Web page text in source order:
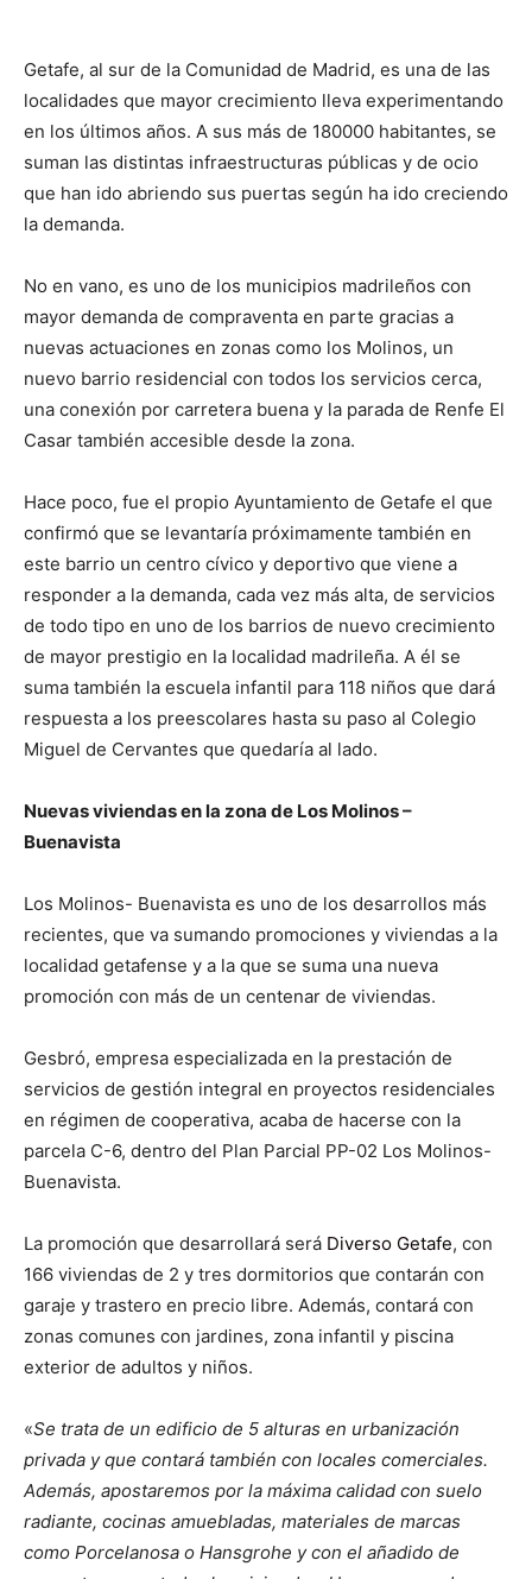
Getafe, al sur de la Comunidad de Madrid, es una de las
localidades que mayor crecimiento lleva experimentando
en los últimos años. A sus más de 180000 habitantes, se
suman las distintas infraestructuras públicas y de ocio
que han ido abriendo sus puertas según ha ido creciendo
la demanda.
No en vano, es uno de los municipios madrileños con
mayor demanda de compraventa en parte gracias a
nuevas actuaciones en zonas como los Molinos, un
nuevo barrio residencial con todos los servicios cerca,
una conexión por carretera buena y la parada de Renfe El
Casar también accesible desde la zona.
Hace poco, fue el propio Ayuntamiento de Getafe el que
confirmó que se levantaría próximamente también en
este barrio un centro cívico y deportivo que viene a
responder a la demanda, cada vez más alta, de servicios
de todo tipo en uno de los barrios de nuevo crecimiento
de mayor prestigio en la localidad madrileña. A él se
suma también la escuela infantil para 118 niños que dará
respuesta a los preescolares hasta su paso al Colegio
Miguel de Cervantes que quedaría al lado.
Nuevas viviendas en la zona de Los Molinos –
Buenavista
Los Molinos- Buenavista es uno de los desarrollos más
recientes, que va sumando promociones y viviendas a la
localidad getafense y a la que se suma una nueva
promoción con más de un centenar de viviendas.
Gesbró, empresa especializada en la prestación de
servicios de gestión integral en proyectos residenciales
en régimen de cooperativa, acaba de hacerse con la
parcela C-6, dentro del Plan Parcial PP-02 Los Molinos-
Buenavista.
La promoción que desarrollará será Diverso Getafe, con
166 viviendas de 2 y tres dormitorios que contarán con
garaje y trastero en precio libre. Además, contará con
zonas comunes con jardines, zona infantil y piscina
exterior de adultos y niños.
«Se trata de un edificio de 5 alturas en urbanización
privada y que contará también con locales comerciales.
Además, apostaremos por la máxima calidad con suelo
radiante, cocinas amuebladas, materiales de marcas
como Porcelanosa o Hansgrohe y con el añadido de